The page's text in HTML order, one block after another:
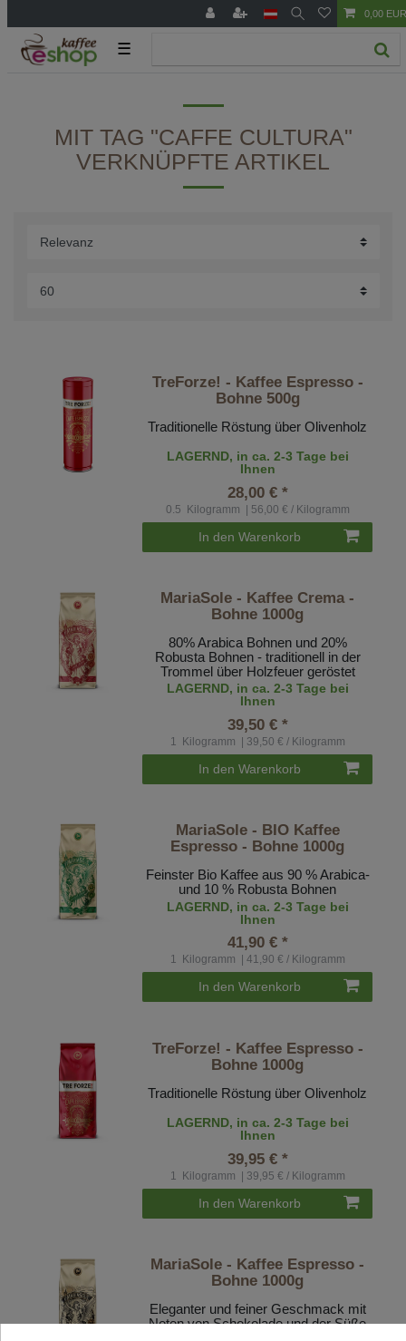
0,00 EUR
☰
MIT TAG "CAFFE CULTURA"
VERKNÜPFTE ARTIKEL
TreForze! - Kaffee Espresso -
Bohne 500g
Traditionelle Röstung über Olivenholz
LAGERND, in ca. 2-3 Tage bei
Ihnen
28,00 € *
0.5 Kilogramm | 56,00 € / Kilogramm
In den Warenkorb
MariaSole - Kaffee Crema -
Bohne 1000g
80% Arabica Bohnen und 20%
Robusta Bohnen - traditionell in der
Trommel über Holzfeuer geröstet
LAGERND, in ca. 2-3 Tage bei
Ihnen
39,50 € *
1 Kilogramm | 39,50 € / Kilogramm
In den Warenkorb
MariaSole - BIO Kaffee
Espresso - Bohne 1000g
Feinster Bio Kaffee aus 90 % Arabica-
und 10 % Robusta Bohnen
LAGERND, in ca. 2-3 Tage bei
Ihnen
41,90 € *
1 Kilogramm | 41,90 € / Kilogramm
In den Warenkorb
TreForze! - Kaffee Espresso -
Bohne 1000g
Traditionelle Röstung über Olivenholz
LAGERND, in ca. 2-3 Tage bei
Ihnen
39,95 € *
1 Kilogramm | 39,95 € / Kilogramm
In den Warenkorb
MariaSole - Kaffee Espresso -
Bohne 1000g
Eleganter und feiner Geschmack mit
Noten von Schokolade und der Süße